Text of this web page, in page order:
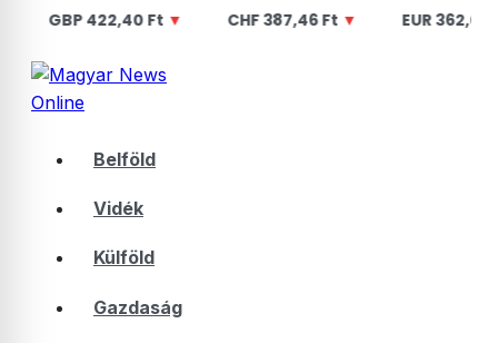
422,40 Ft▼ CHF 387,46 Ft ▼ EUR 362,08 Ft ▼
Belföld
Vidék
Külföld
Gazdaság